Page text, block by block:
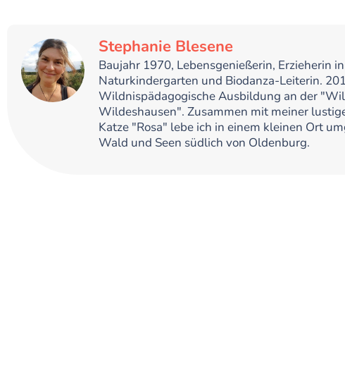
Stephanie Blesene
Baujahr 1970, Lebensgenießerin, Erzieherin
Naturkindergarten und Biodanza-Leiterin.
Wildnispädagogische Ausbildung an der
Wildeshausen". Zusammen mit meiner
Katze "Rosa" lebe ich in einem kleinen Ort
Wald und Seen südlich von Oldenburg.